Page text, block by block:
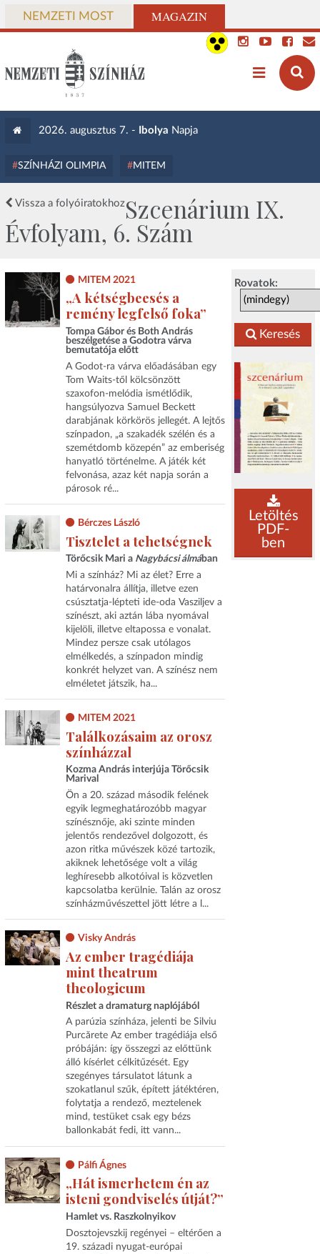
NEMZETI MOST MAGAZIN
2026. augusztus 7. - Ibolya Napja
SZÍNHÁZI OLIMPIA MITEM
Vissza a folyóiratokhozSzcenárium IX.
Évfolyam, 6. Szám
Rovatok:
Keresés
Letöltés
PDF-
ben
MITEM 2021
„A kétségbeesés a
remény legfelső foka”
Tompa Gábor és Both András
beszélgetése a Godotra várva
bemutatója előtt
A Godot-ra várva előadásában egy
Tom Waits-től kölcsönzött
szaxofon-melódia ismétlődik,
hangsúlyozva Samuel Beckett
darabjának körkörös jellegét. A lejtős
színpadon, „a szakadék szélén és a
szemétdomb közepén” az emberiség
hanyatló történelme. A játék két
felvonása, azaz két napja során a
párosok ré...
Bérczes László
Tisztelet a tehetségnek
Törőcsik Mari a Nagybácsi álmában
Mi a színház? Mi az élet? Erre a
határvonalra állítja, illetve ezen
csúsztatja-lépteti ide-oda Vasziljev a
színészt, aki aztán lába nyomával
kijelöli, illetve eltapossa e vonalat.
Mindez persze csak utólagos
elmélkedés, a színpadon mindig
konkrét helyzet van. A színész nem
elméletet játszik, ha...
MITEM 2021
Találkozásaim az orosz
színházzal
Kozma András interjúja Törőcsik
Marival
Ön a 20. század második felének
egyik legmeghatározóbb magyar
színésznője, aki szinte minden
jelentős rendezővel dolgozott, és
azon ritka művészek közé tartozik,
akiknek lehetősége volt a világ
leghíresebb alkotóival is közvetlen
kapcsolatba kerülnie. Talán az orosz
színházművészettel jött létre a l...
Visky András
Az ember tragédiája
mint theatrum
theologicum
Részlet a dramaturg naplójából
A parúzia színháza, jelenti be Silviu
Purcărete Az ember tragédiája első
próbáján: így összegzi az előttünk
álló kísérlet célkitűzését. Egy
szegényes társulatot látunk a
szokatlanul szűk, épített játéktéren,
folytatja a rendező, meztelenek
mind, testüket csak egy bézs
ballonkabát fedi, itt vann...
Pálfi Ágnes
„Hát ismerhetem én az
isteni gondviselés útját?”
Hamlet vs. Raszkolnyikov
Dosztojevszkij regényei – eltérően a
19. századi nyugat-európai